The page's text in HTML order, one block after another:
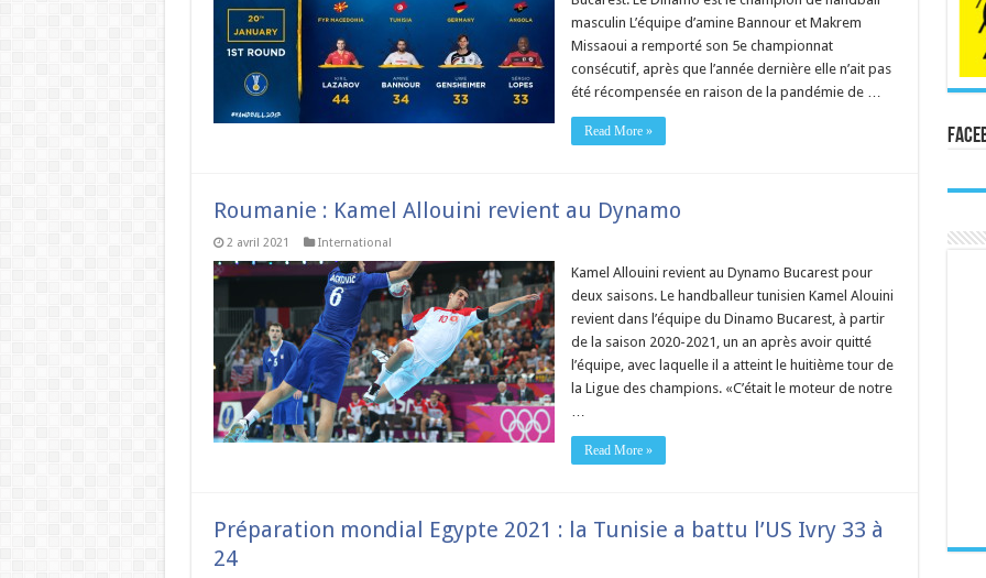
masculin L’équipe d’amine Bannour et Makrem
Missaoui a remporté son 5e championnat
consécutif, après que l’année dernière elle n’ait pas
été récompensée en raison de la pandémie de …
Read More »
Roumanie : Kamel Allouini revient au Dynamo
2 avril 2021 International
Kamel Allouini revient au Dynamo Bucarest pour
deux saisons. Le handballeur tunisien Kamel Alouini
revient dans l’équipe du Dinamo Bucarest, à partir
de la saison 2020-2021, un an après avoir quitté
l’équipe, avec laquelle il a atteint le huitième tour de
la Ligue des champions. «C’était le moteur de notre
…
Read More »
Préparation mondial Egypte 2021 : la Tunisie a battu l’US Ivry 33 à
24